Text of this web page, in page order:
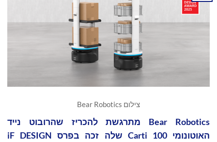
צילום Bear Robotics
Bear Robotics מתרגשת להכריז שהרובוט נייד
האוטונומי Carti 100 שלה זכה בפרס iF DESIGN